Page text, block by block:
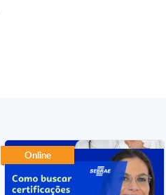
Online